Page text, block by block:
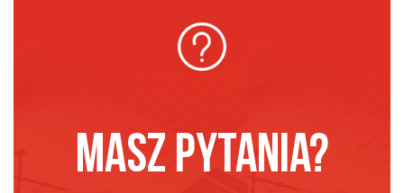
MASZ PYTANIA?